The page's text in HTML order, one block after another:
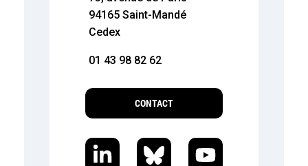
94165 Saint-Mandé
Cedex
01 43 98 82 62
CONTACT